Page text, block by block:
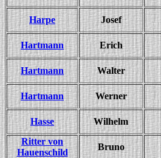
Harpe Josef
Hartmann Erich
Hartmann Walter
Hartmann Werner
Hasse Wilhelm
Ritter von
Hauenschild
Bruno